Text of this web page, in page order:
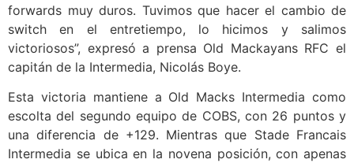
forwards muy duros. Tuvimos que hacer el cambio de
switch en el entretiempo, lo hicimos y salimos
victoriosos”, expresó a prensa Old Mackayans RFC el
capitán de la Intermedia, Nicolás Boye.
Esta victoria mantiene a Old Macks Intermedia como
escolta del segundo equipo de COBS, con 26 puntos y
una diferencia de +129. Mientras que Stade Francais
Intermedia se ubica en la novena posición, con apenas